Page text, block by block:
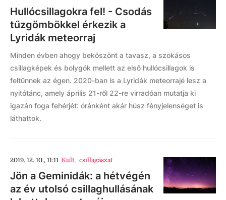
Hullócsillagokra fel! - Csodás
tűzgömbökkel érkezik a
Lyridák meteorraj
Minden évben ahogy beköszönt a tavasz, a szokásos
csillagképek és bolygók mellett az első hullócsillagok is
feltűnnek az égen. 2020-ban is a Lyridák meteorrajé lesz a
nyitótánc, amely április 21-ről 22-re virradóan mutatja ki
igazán foga fehérjét: óránként akár húsz fényjelenséget is
láthattok.
2019. 12. 10., 11:11 Kult, csillagászat
Jön a Geminidák: a hétvégén
az év utolsó csillaghullásának